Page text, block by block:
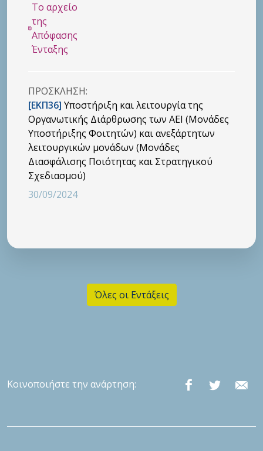
Το αρχείο
της
Απόφασης
Ένταξης
ΠΡΟΣΚΛHΣΗ:
[ΕΚΠ36] Υποστήριξη και λειτουργία της
Οργανωτικής Διάρθρωσης των ΑΕΙ (Μονάδες
Υποστήριξης Φοιτητών) και ανεξάρτητων
λειτουργικών μονάδων (Μονάδες
Διασφάλισης Ποιότητας και Στρατηγικού
Σχεδιασμού)
30/09/2024
Όλες οι Εντάξεις
Κοινοποιήστε την ανάρτηση: